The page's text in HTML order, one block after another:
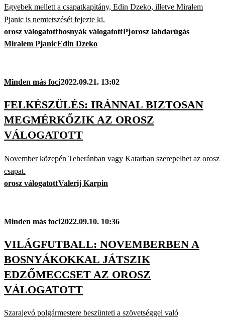
Egyebek mellett a csapatkapitány, Edin Dzeko, illetve Miralem
Pjanic is nemtetszését fejezte ki.
orosz válogatottbosnyák válogatottPjorosz labdarúgás
Miralem PjanicEdin Dzeko
Minden más foci2022.09.21. 13:02
FELKÉSZÜLÉS: IRÁNNAL BIZTOSAN
MEGMÉRKŐZIK AZ OROSZ
VÁLOGATOTT
November közepén Teheránban vagy Katarban szerepelhet az orosz
csapat.
orosz válogatottValerij Karpin
Minden más foci2022.09.10. 10:36
VILÁGFUTBALL: NOVEMBERBEN A
BOSNYÁKOKKAL JÁTSZIK
EDZŐMECCSET AZ OROSZ
VÁLOGATOTT
Szarajevó polgármestere beszünteti a szövetséggel való